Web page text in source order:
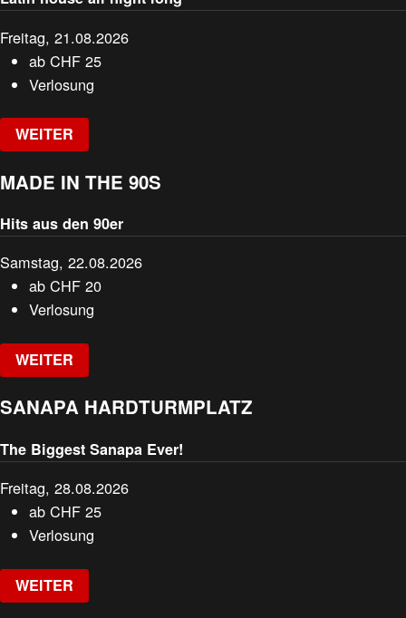
Freitag, 21.08.2026
abCHF 25
Verlosung
WEITER
MADE IN THE 90S
Hits aus den 90er
Samstag, 22.08.2026
abCHF 20
Verlosung
WEITER
SANAPA HARDTURMPLATZ
The Biggest Sanapa Ever!
Freitag, 28.08.2026
abCHF 25
Verlosung
WEITER